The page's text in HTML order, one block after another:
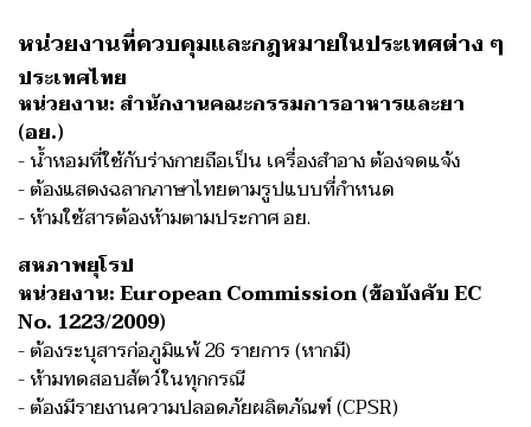
หน่วยงานที่ควบคุมและกฎหมายในประเทศต่าง ๆ
ประเทศไทย
หน่วยงาน: สำนักงานคณะกรรมการอาหารและยา
(อย.)
- น้ำหอมที่ใช้กับร่างกายถือเป็น เครื่องสำอาง ต้องจดแจ้ง
- ต้องแสดงฉลากภาษาไทยตามรูปแบบที่กำหนด
- ห้ามใช้สารต้องห้ามตามประกาศ อย.
สหภาพยุโรป
หน่วยงาน: European Commission (ข้อบังคับ EC
No. 1223/2009)
- ต้องระบุสารก่อภูมิแพ้ 26 รายการ (หากมี)
- ห้ามทดสอบสัตว์ในทุกกรณี
- ต้องมีรายงานความปลอดภัยผลิตภัณฑ์ (CPSR)